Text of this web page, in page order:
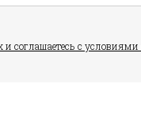
и соглашаетесь с